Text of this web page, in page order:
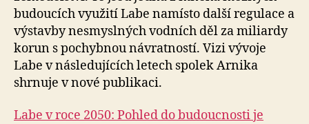
budoucích využití Labe namísto další regulace a
výstavby nesmyslných vodních děl za miliardy
korun s pochybnou návratností. Vizi vývoje
Labe v následujících letech spolek Arnika
shrnuje v nové publikaci.
Labe v roce 2050: Pohled do budoucnosti je